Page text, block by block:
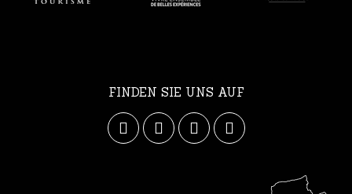
FINDEN SIE UNS AUF